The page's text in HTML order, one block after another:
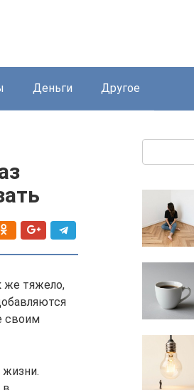
Деньги Другое
же тяжело,
своим
жизни.